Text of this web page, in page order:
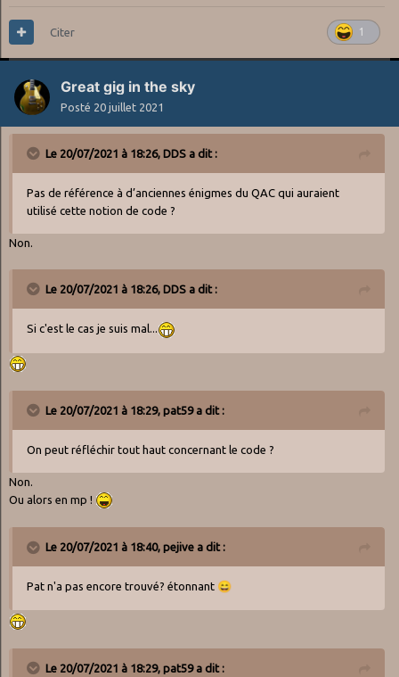
1
Citer
Great gig in the sky
Posté 20 juillet 2021
Le 20/07/2021 à 18:26, DDS a dit :
Pas de référence à d’anciennes énigmes du QAC qui auraient
utilisé cette notion de code ?
Non.
Le 20/07/2021 à 18:26, DDS a dit :
Si c'est le cas je suis mal...
Le 20/07/2021 à 18:29, pat59a dit :
On peut réfléchir tout haut concernant le code ?
Non.
Ou alors en mp !
Le 20/07/2021 à 18:40, pejive a dit :
Pat n'a pas encore trouvé? étonnant 😄
Le 20/07/2021 à 18:29, pat59a dit :